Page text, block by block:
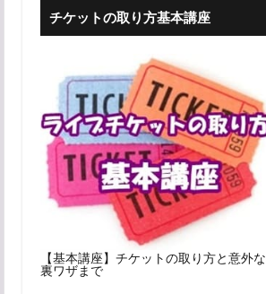
チケットの取り方基本講座
【基本講座】チケットの取り方と意外な
裏ワザまで